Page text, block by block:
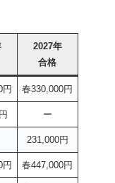
2027年
合格
円 春330,000円
ー
231,000円
円 春447,000円